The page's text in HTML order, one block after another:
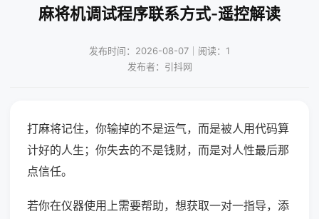
麻将机调试程序联系方式-遥控解读
发布时间：2026-08-07｜阅读：1
发布者：引抖网
打麻将记住，你输掉的不是运气，而是被人用代码算
计好的人生；你失去的不是钱财，而是对人性最后那
点信任。
若你在仪器使用上需要帮助，想获取一对一指导，添